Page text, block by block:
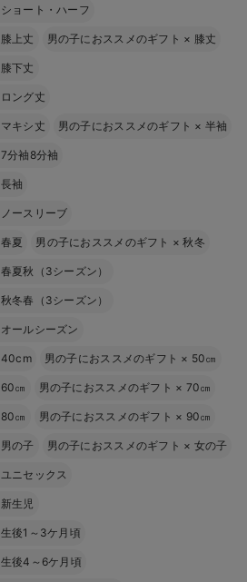
ショート・ハーフ
膝上丈 男の子におススメのギフト × 膝丈
膝下丈
ロング丈
マキシ丈 男の子におススメのギフト × 半袖
7分袖8分袖
長袖
ノースリーブ
春夏 男の子におススメのギフト ×秋冬
春夏秋（3シーズン）
秋冬春（3シーズン）
オールシーズン
40cm 男の子におススメのギフト × 50㎝
60㎝ 男の子におススメのギフト × 70㎝
80㎝ 男の子におススメのギフト × 90㎝
男の子 男の子におススメのギフト × 女の子
ユニセックス
新生児
生後1～3ケ月頃
生後4～6ケ月頃